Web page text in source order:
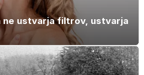
ustvarja filtrov, ustvarja